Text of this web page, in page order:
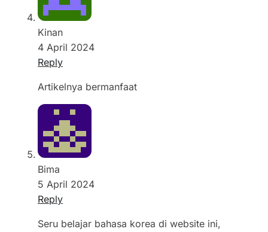
Kinan
4 April 2024
Reply
Artikelnya bermanfaat
Bima
5 April 2024
Reply
Seru belajar bahasa korea di website ini,